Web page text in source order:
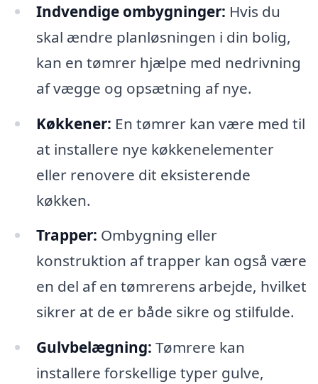
Indvendige ombygninger: Hvis du
skal ændre planløsningen i din bolig,
kan en tømrer hjælpe med nedrivning
af vægge og opsætning af nye.
Køkkener: En tømrer kan være med til
at installere nye køkkenelementer
eller renovere dit eksisterende
køkken.
Trapper: Ombygning eller
konstruktion af trapper kan også være
en del af en tømrerens arbejde, hvilket
sikrer at de er både sikre og stilfulde.
Gulvbelægning: Tømrere kan
installere forskellige typer gulve,